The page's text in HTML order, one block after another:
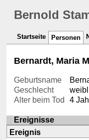
Bernold
Startseite Personen
Bernardt, Maria
Geburtsname
Geschlecht
Alter beim Tod
4
Ereignisse
Ereignis